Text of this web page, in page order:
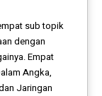
sub topik
dengan
Empat
Angka,
Jaringan